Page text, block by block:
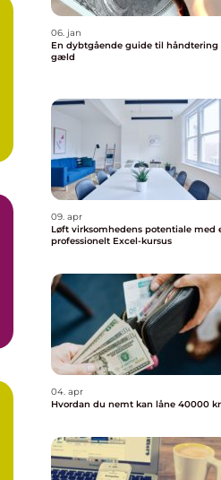
06. jan
En dybtgående guide til håndtering
gæld
09. apr
Løft virksomhedens potentiale med
professionelt Excel-kursus
04. apr
Hvordan du nemt kan låne 40000 kr